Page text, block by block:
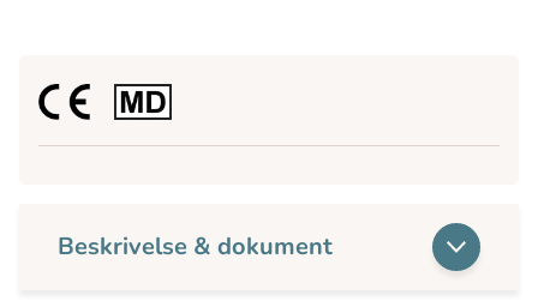
Beskrivelse & dokument